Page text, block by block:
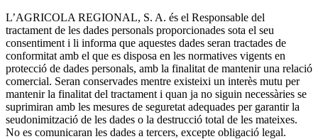
L’AGRICOLA REGIONAL, S. A. és el Responsable del
tractament de les dades personals proporcionades sota el seu
consentiment i li informa que aquestes dades seran tractades de
conformitat amb el que es disposa en les normatives vigents en
protecció de dades personals, amb la finalitat de mantenir una relació
comercial. Seran conservades mentre existeixi un interès mutu per
mantenir la finalitat del tractament i quan ja no siguin necessàries se
suprimiran amb les mesures de seguretat adequades per garantir la
seudonimització de les dades o la destrucció total de les mateixes.
No es comunicaran les dades a tercers, excepte obligació legal.